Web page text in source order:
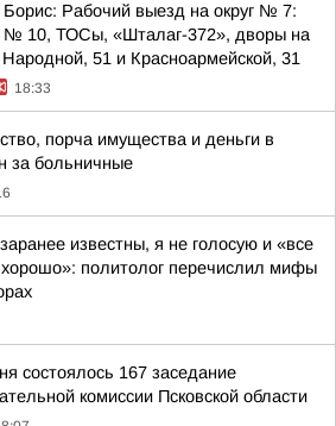
Борис: Рабочий выезд на округ № 7:
№ 10, ТОСы, «Шталаг-372», дворы на
51 и Красноармейской, 31
18:33
порча имущества и деньги в
за больничные
известны, я не голосую и «все
политолог перечислил мифы
состоялось 167 заседание
комиссии Псковской области